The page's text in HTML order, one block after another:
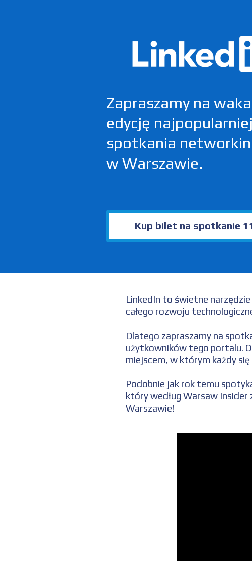
Zapraszamy na
edycję
spotkania
w Warszawie.
Kup bilet na spotkanie
LinkedIn to świetne
całego rozwoju
Dlatego zapraszamy na
użytkowników tego portalu.
miejscem, w którym każdy
Podobnie jak rok temu
który według Warsaw
Warszawie!